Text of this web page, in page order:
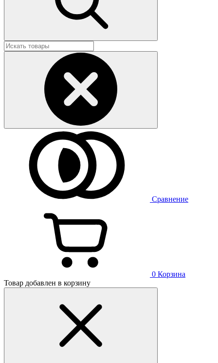
Сравнение
0 Корзина
Товар добавлен в корзину